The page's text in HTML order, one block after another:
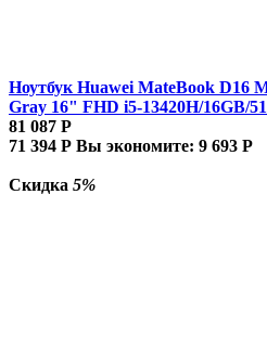
Ноутбук Huawei MateBook D16
Gray 16" FHD i5-13420H/16GB/
81 087 Р
71 394 Р Вы экономите: 9 693 Р
Скидка 5%